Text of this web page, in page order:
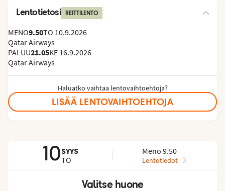
Lentotietosi REITTILENTO
MENO9.50TO 10.9.2026
Qatar Airways
PALUU21.05KE 16.9.2026
Qatar Airways
Haluatko vaihtaa lentovaihtoehtoja?
LISÄÄ LENTOVAIHTOEHTOJA
10SYYS
TO
Meno 9.50
Lentotiedot
Valitse huone